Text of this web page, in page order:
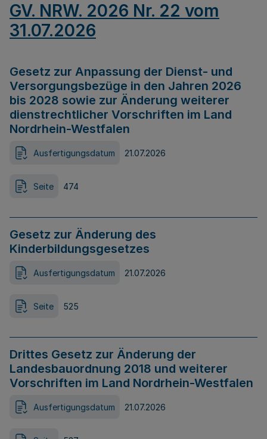
GV. NRW. 2026 Nr. 22 vom
31.07.2026
Gesetz zur Anpassung der Dienst- und
Versorgungsbezüge in den Jahren 2026
bis 2028 sowie zur Änderung weiterer
dienstrechtlicher Vorschriften im Land
Nordrhein-Westfalen
Ausfertigungsdatum 21.07.2026
Seite 474
Gesetz zur Änderung des
Kinderbildungsgesetzes
Ausfertigungsdatum 21.07.2026
Seite 525
Drittes Gesetz zur Änderung der
Landesbauordnung 2018 und weiterer
Vorschriften im Land Nordrhein-Westfalen
Ausfertigungsdatum 21.07.2026